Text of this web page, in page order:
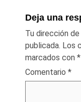
Deja una
Tu dirección
publicada. Los
marcados con *
Comentario *